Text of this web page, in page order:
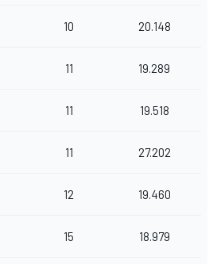
10 20.148
11 19.289
11 19.518
11 27.202
12 19.460
15 18.979